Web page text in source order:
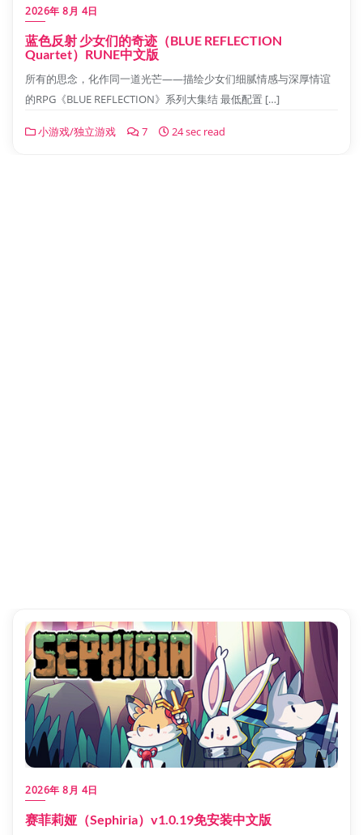
2026年 8月 4日
蓝色反射 少女们的奇迹（BLUE REFLECTION
Quartet）RUNE中文版
所有的思念，化作同一道光芒——描绘少女们细腻情感与深厚情谊
的RPG《BLUE REFLECTION》系列大集结 最低配置 […]
小游戏/独立游戏 7 24 sec read
2026年 8月 4日
赛菲莉娅（Sephiria）v1.0.19免安装中文版